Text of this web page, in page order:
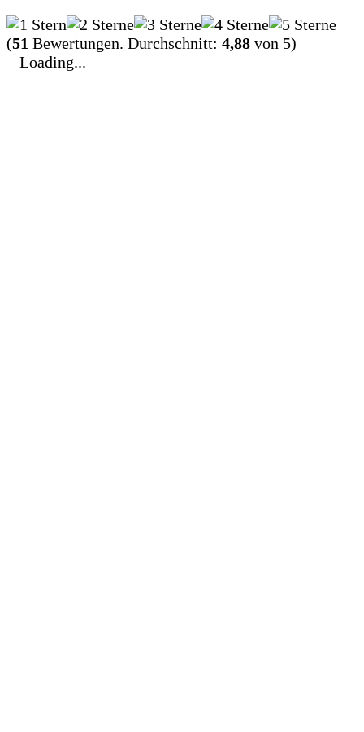
(51 Bewertungen. Durchschnitt: 4,88 von 5)
Loading...